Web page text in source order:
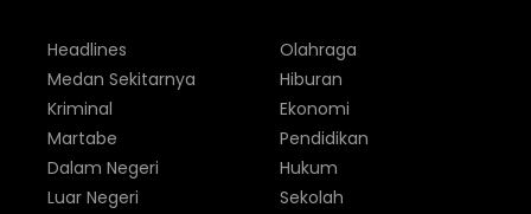
Headlines
Medan Sekitarnya
Kriminal
Martabe
Dalam Negeri
Luar Negeri
Olahraga
Hiburan
Ekonomi
Pendidikan
Hukum
Sekolah